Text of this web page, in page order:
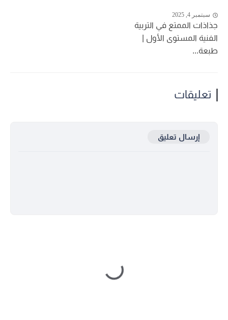
سبتمبر 4, 2025
جذاذات الممتع في التربية
الفنية المستوى الأول |
طبعة...
تعليقات
إرسال تعليق